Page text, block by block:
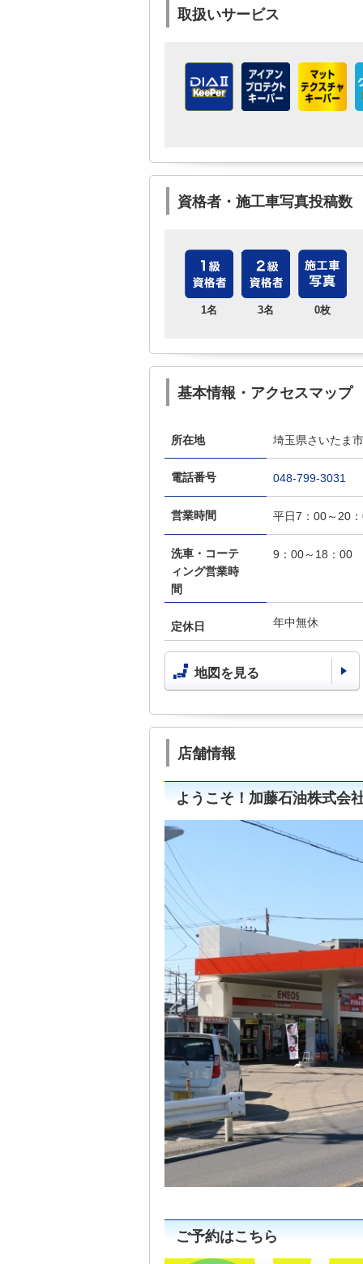
取扱いサービス
資格者・施工車写真投稿数
1名 3名 0枚
基本情報・アクセスマップ
所在地 埼玉県さいたま
電話番号 048-799-3031
営業時間 平日7：00～20
洗車・コーテ
ィング営業時
間
9：00～18：00
定休日 年中無休
地図を見る
店舗情報
ようこそ！加藤石油株式会
ご予約はこちら